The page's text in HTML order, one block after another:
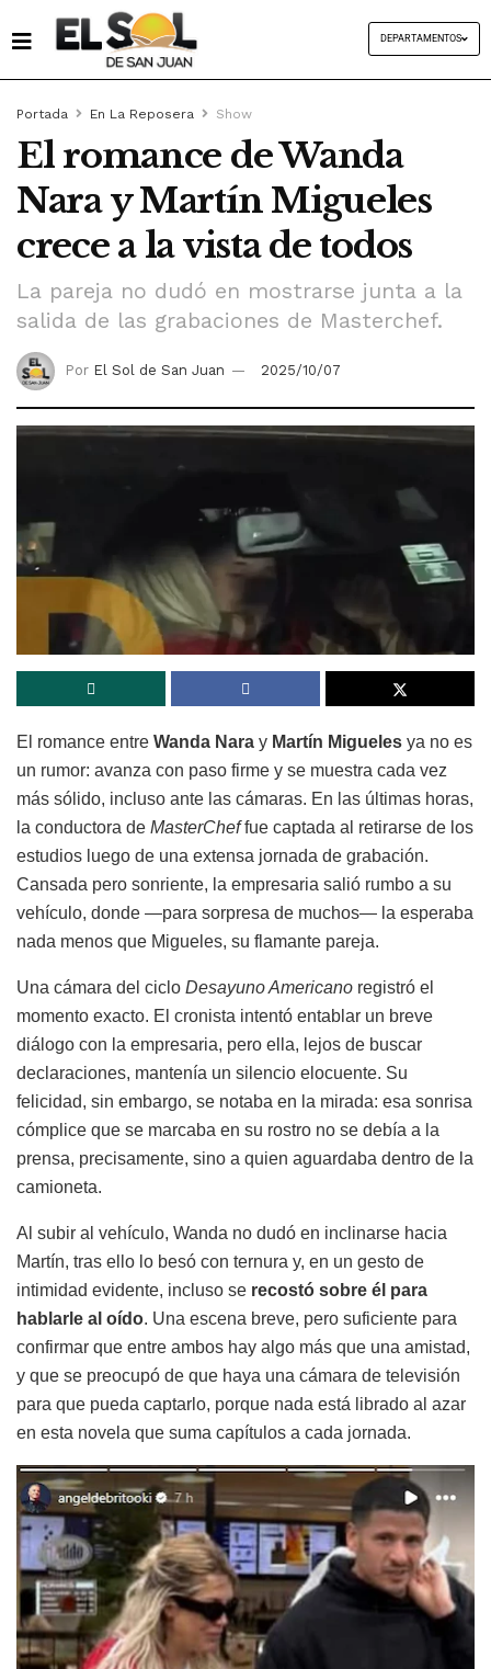
DEPARTAMENTOS
Portada En La Reposera Show
El romance de Wanda
Nara y Martín Migueles
crece a la vista de todos
La pareja no dudó en mostrarse junta a la
salida de las grabaciones de Masterchef.
Por El Sol de San Juan 2025/10/07
El romance entre Wanda Nara y Martín Migueles ya no es
un rumor: avanza con paso firme y se muestra cada vez
más sólido, incluso ante las cámaras. En las últimas horas,
la conductora de MasterCheffue captada al retirarse de los
estudios luego de una extensa jornada de grabación.
Cansada pero sonriente, la empresaria salió rumbo a su
vehículo, donde —para sorpresa de muchos— la esperaba
nada menos que Migueles, su flamante pareja.
Una cámara del ciclo Desayuno Americano registró el
momento exacto. El cronista intentó entablar un breve
diálogo con la empresaria, pero ella, lejos de buscar
declaraciones, mantenía un silencio elocuente. Su
felicidad, sin embargo, se notaba en la mirada: esa sonrisa
cómplice que se marcaba en su rostro no se debía a la
prensa, precisamente, sino a quien aguardaba dentro de la
camioneta.
Al subir al vehículo, Wanda no dudó en inclinarse hacia
Martín, tras ello lo besó con ternura y, en un gesto de
intimidad evidente, incluso se recostó sobre él para
hablarle al oído. Una escena breve, pero suficiente para
confirmar que entre ambos hay algo más que una amistad,
y que se preocupó de que haya una cámara de televisión
para que pueda captarlo, porque nada está librado al azar
en esta novela que suma capítulos a cada jornada.